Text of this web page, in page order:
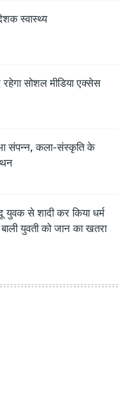
स्वास्थ्य
सोशल मीडिया एक्सेस
संपन्न, कला-संस्कृति के
युवक से शादी कर किया धर्म
युवती को जान का खतरा